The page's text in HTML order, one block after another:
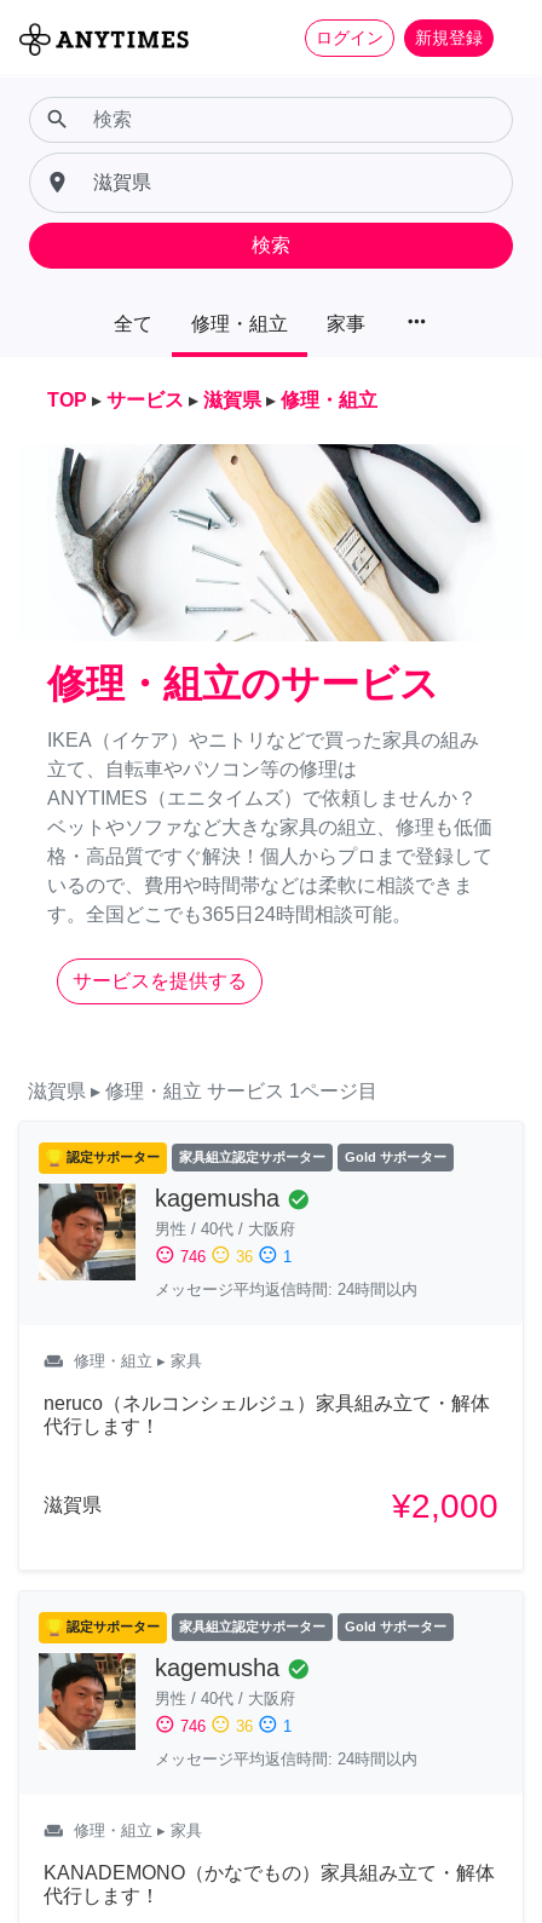
ログイン 新規登録
全て 修理・組立 家事 more_horiz
search
place
検索
TOP ▸ サービス ▸ 滋賀県 ▸ 修理・組立
修理・組立のサービス
IKEA（イケア）やニトリなどで買った家具の組み
立て、自転車やパソコン等の修理は
ANYTIMES（エニタイムズ）で依頼しませんか？
ベットやソファなど大きな家具の組立、修理も低価
格・高品質ですぐ解決！個人からプロまで登録して
いるので、費用や時間帯などは柔軟に相談できま
す。全国どこでも365日24時間相談可能。
サービスを提供する
滋賀県 ▸ 修理・組立 サービス 1ページ目
認定サポーター 家具組立認定サポーター Gold サポーター
kagemusha check_circle
男性 / 40代 / 大阪府
sentiment_satisfied 746 sentiment_neutral 36 sentiment_dissatisfied 1
メッセージ平均返信時間: 24時間以内
weekend 修理・組立 ▸ 家具
neruco（ネルコンシェルジュ）家具組み立て・解体
代行します！
滋賀県 ¥2,000
認定サポーター 家具組立認定サポーター Gold サポーター
kagemusha check_circle
男性 / 40代 / 大阪府
sentiment_satisfied 746 sentiment_neutral 36 sentiment_dissatisfied 1
メッセージ平均返信時間: 24時間以内
weekend 修理・組立 ▸ 家具
KANADEMONO（かなでもの）家具組み立て・解体
代行します！